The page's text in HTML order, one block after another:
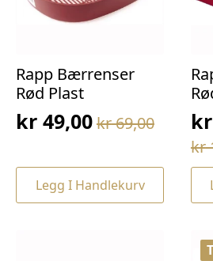
Rapp Bærrenser
Rød Plast
kr69,00
Opprinnelig
var:
kr 69,00.
kr 49,00
Nåværende
er:
kr 49,00.
Legg I Handlekurv
kr
kr